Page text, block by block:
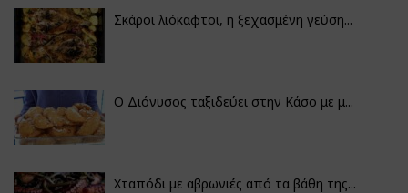
Σκάροι λιόκαφτοι, η ξεχασμένη γεύση...
Ο Διόνυσος ταξιδεύει στην Κάσο με μ...
Χταπόδι με αβρωνιές από τα βάθη της...